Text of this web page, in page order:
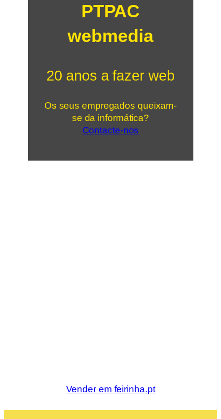
PTPAC
webmedia
20 anos a fazer web
Os seus empregados queixam-
se da informática?
Contacte-nos
Vender em feirinha.pt